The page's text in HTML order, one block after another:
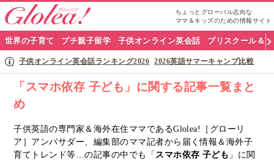
ちょっとグローバル志向な
ママ＆キッズのための情報サイト
グ
ロ
リ
ア
ナ
世界の子育て プチ親子留学 子供オンライン英会話 プリスクール＆
子供オンライン英会話ランキング2026 2026英語サマーキャンプ比較
「スマホ依存 子ども」に関する記事一覧まと
め
子供英語の専門家＆海外在住ママであるGlolea!［グローリ
ア］アンバサダー、編集部のママ記者から届く情報＆海外子
育てトレンド等…の記事の中でも「 スマホ依存 子ども 」に関